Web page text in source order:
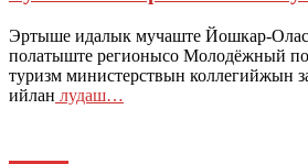
Эртыше идалык мучаште Йошкар-
полатыште регионысо Молодёжный
туризм министерствын коллегийжын
ийлан лудаш…